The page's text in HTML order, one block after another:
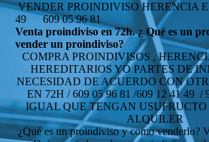
VENDER PROINDIVISO HERENCIA
49 609 05 96 81
Venta proindiviso en 72h. ¿ Qué es un
vender un proindiviso?
COMPRA PROINDIVISOS ,
HEREDITARIOS YO PARTES DE
NECESIDAD DE ACUERDO CON
EN 72H / 609 05 96 81 /609 12 41 49 /
IGUAL QUE TENGAN USUFRUCTO
ALQUILER
¿Qué es un proindiviso y como venderlo?